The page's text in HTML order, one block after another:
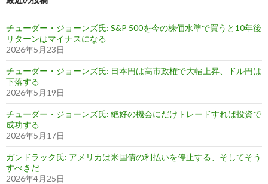
チューダー・ジョーンズ氏: S&P 500を今の株価水準で買うと10年後
リターンはマイナスになる
2026年5月23日
チューダー・ジョーンズ氏: 日本円は高市政権で大幅上昇、ドル円は
下落する
2026年5月19日
チューダー・ジョーンズ氏: 絶好の機会にだけトレードすれば投資で
成功する
2026年5月17日
ガンドラック氏: アメリカは米国債の利払いを停止する、そしてそう
すべきだ
2026年4月25日